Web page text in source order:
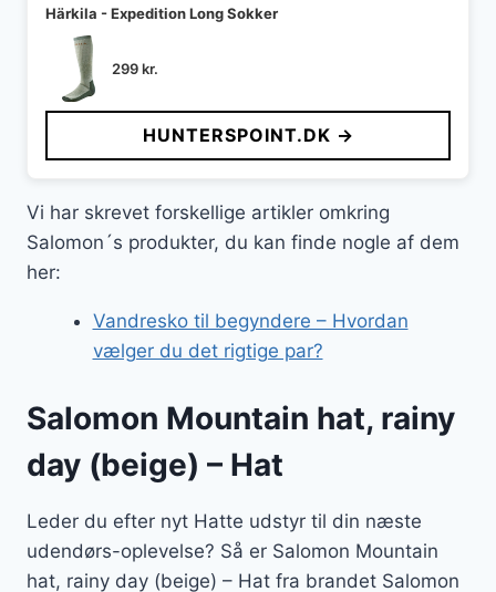
Härkila - Expedition Long Sokker
299kr.
HUNTERSPOINT.DK →
Vi har skrevet forskellige artikler omkring
Salomon´s produkter, du kan finde nogle af dem
her:
Vandresko til begyndere – Hvordan
vælger du det rigtige par?
Salomon Mountain hat, rainy
day (beige) – Hat
Leder du efter nyt Hatte udstyr til din næste
udendørs-oplevelse? Så er Salomon Mountain
hat, rainy day (beige) – Hat fra brandet Salomon